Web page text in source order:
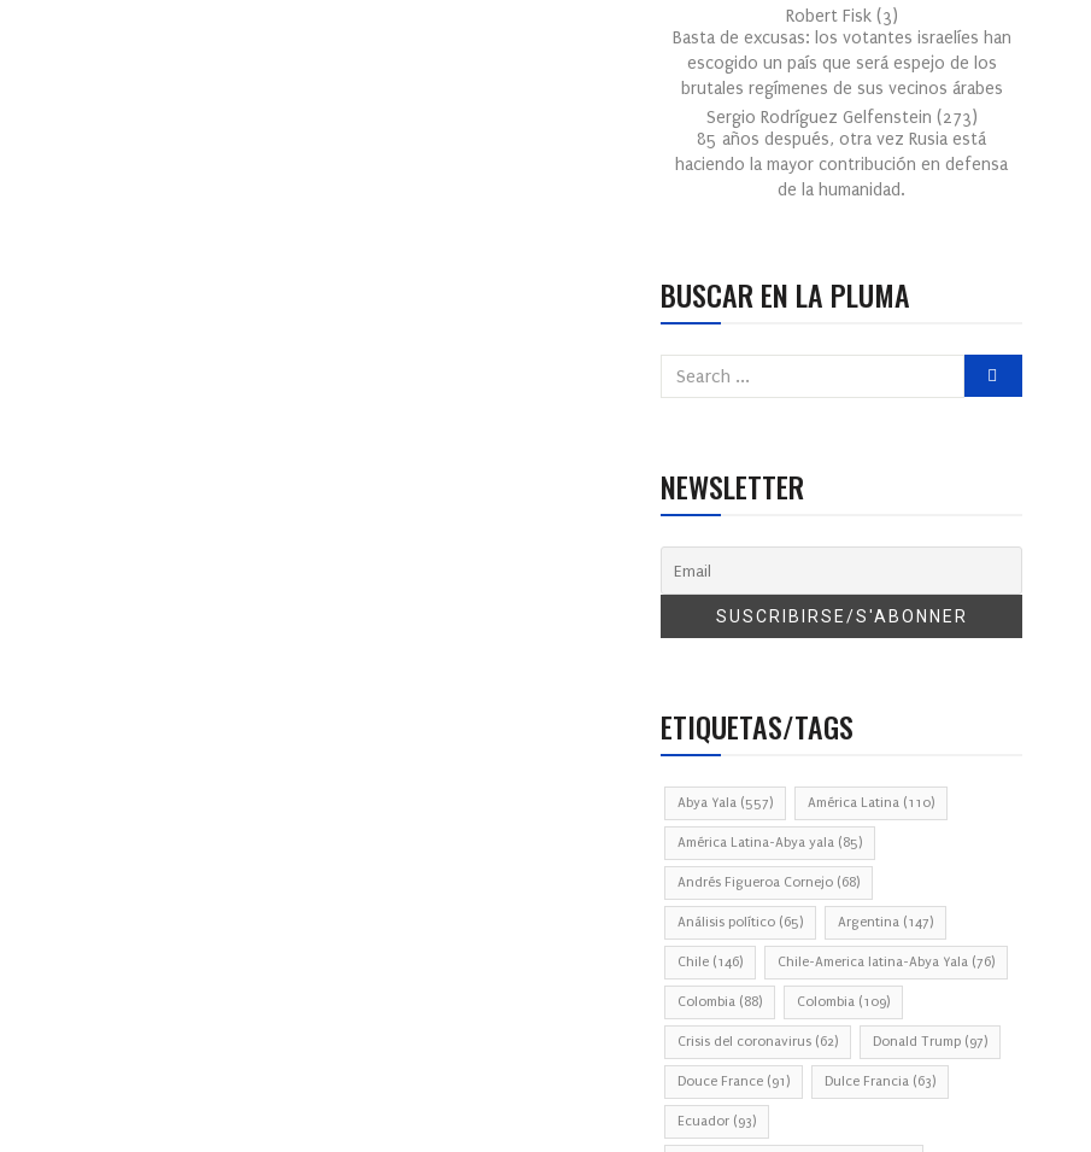
Robert Fisk (3)
Basta de excusas: los votantes israelíes han
escogido un país que será espejo de los
brutales regímenes de sus vecinos árabes
Sergio Rodríguez Gelfenstein (273)
85 años después, otra vez Rusia está
haciendo la mayor contribución en defensa
de la humanidad.
BUSCAR EN LA PLUMA
NEWSLETTER
ETIQUETAS/TAGS
Abya Yala (557) América Latina (110)
América Latina-Abya yala (85)
Andrés Figueroa Cornejo (68)
Análisis político (65) Argentina (147)
Chile (146) Chile-America latina-Abya Yala (76)
Colombia (88) Colombia (109)
Crisis del coronavirus (62) Donald Trump (97)
Douce France (91) Dulce Francia (63)
Ecuador (93)